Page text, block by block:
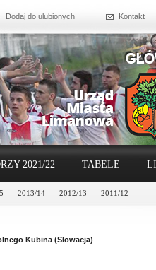
Dodaj do ulubionych Kontakt
2013/14 2012/13 2011/12
2021/22 TABELE
Kubina (Słowacja)